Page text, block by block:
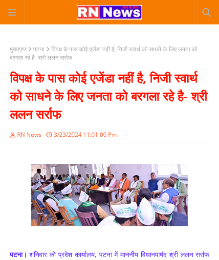
मुख्यपृष्ठ पटना
विपक्ष के पास कोई एजेंडा नहीं है, निजी स्वार्थ को साधने के लिए जनता को
बरगला रहे है- श्री ललन सर्राफ
विपक्ष के पास कोई एजेंडा नहीं है, निजी स्वार्थ
को साधने के लिए जनता को बरगला रहे है- श्री
ललन सर्राफ
RN News 3/23/2024 11:01:00 Pm
पटना। शनिवार को प्रदेश कार्यालय, पटना में माननीय विधानपार्षद श्री ललन सर्राफ